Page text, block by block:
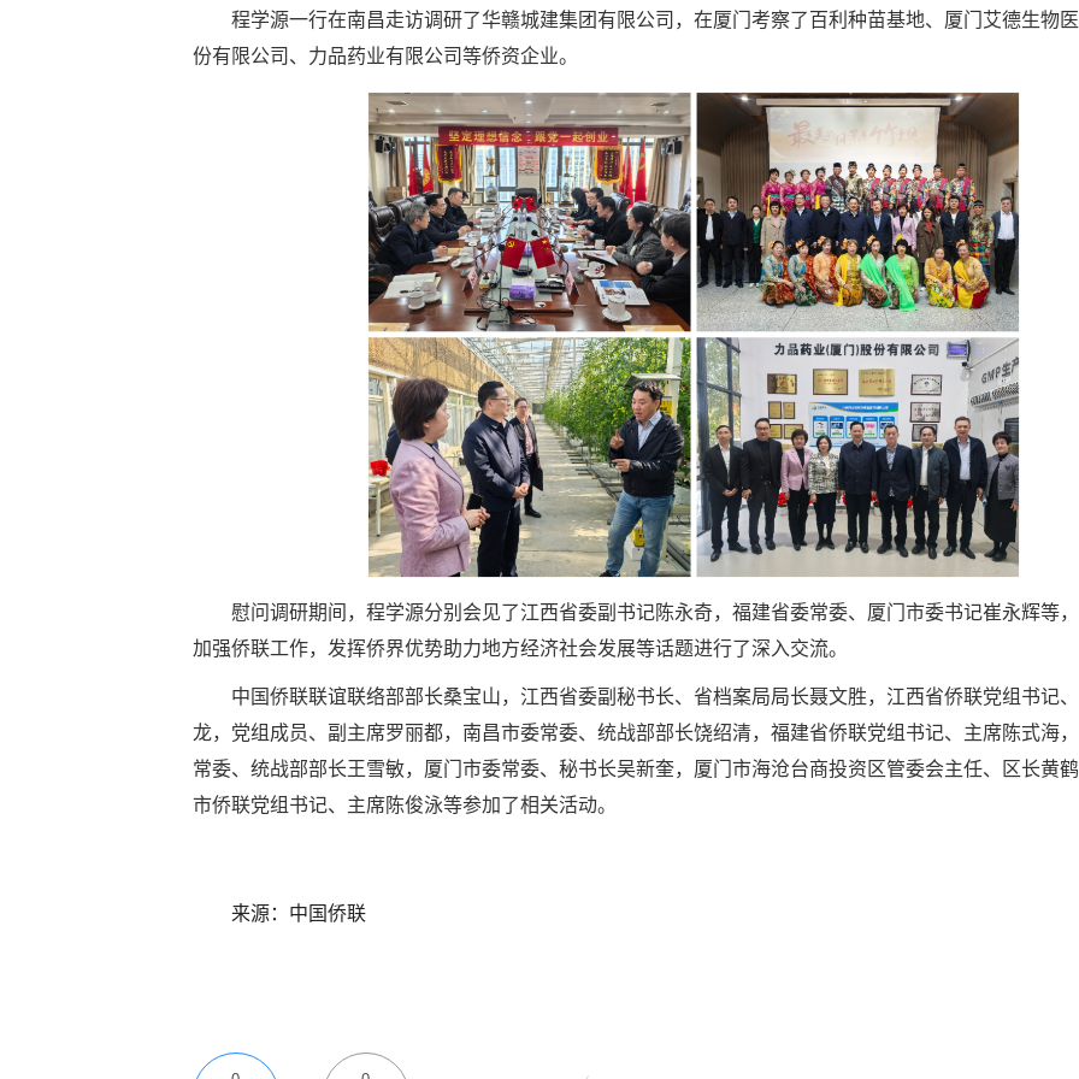
程学源一行在南昌走访调研了华赣城建集团有限公司，在厦门考察了百利种苗基地、厦门艾德生物
份有限公司、力品药业有限公司等侨资企业。
慰问调研期间，程学源分别会见了江西省委副书记陈永奇，福建省委常委、厦门市委书记崔永辉等
加强侨联工作，发挥侨界优势助力地方经济社会发展等话题进行了深入交流。
中国侨联联谊联络部部长桑宝山，江西省委副秘书长、省档案局局长聂文胜，江西省侨联党组书记
龙，党组成员、副主席罗丽都，南昌市委常委、统战部部长饶绍清，福建省侨联党组书记、主席陈式海
常委、统战部部长王雪敏，厦门市委常委、秘书长吴新奎，厦门市海沧台商投资区管委会主任、区长黄
市侨联党组书记、主席陈俊泳等参加了相关活动。
来源：中国侨联